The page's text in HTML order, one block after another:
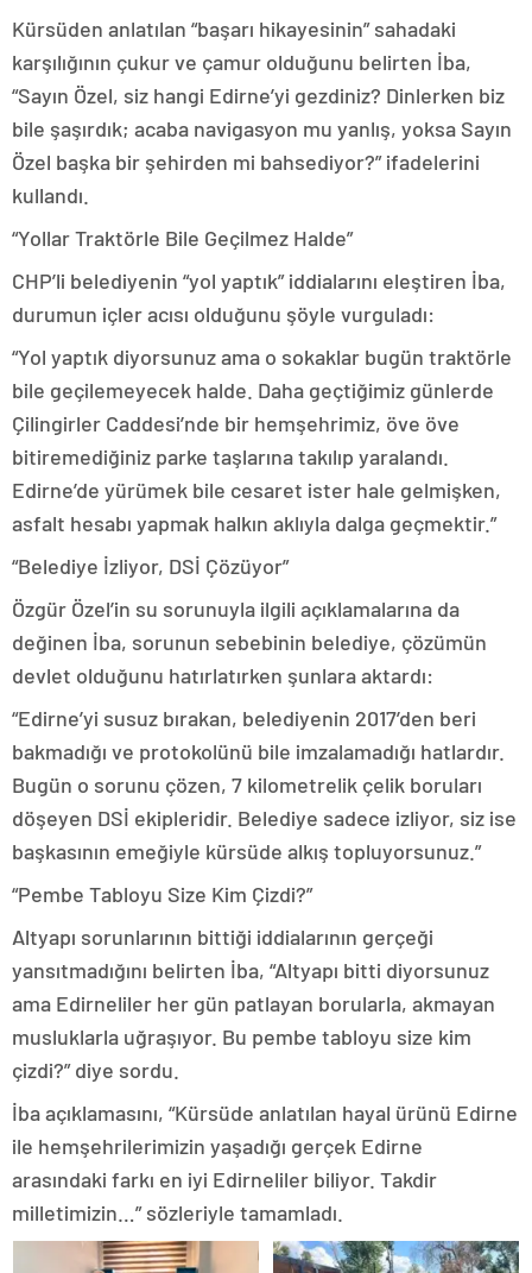
Kürsüden anlatılan “başarı hikayesinin” sahadaki
karşılığının çukur ve çamur olduğunu belirten İba,
“Sayın Özel, siz hangi Edirne’yi gezdiniz? Dinlerken biz
bile şaşırdık; acaba navigasyon mu yanlış, yoksa Sayın
Özel başka bir şehirden mi bahsediyor?” ifadelerini
kullandı.
“Yollar Traktörle Bile Geçilmez Halde”
CHP’li belediyenin “yol yaptık” iddialarını eleştiren İba,
durumun içler acısı olduğunu şöyle vurguladı:
“Yol yaptık diyorsunuz ama o sokaklar bugün traktörle
bile geçilemeyecek halde. Daha geçtiğimiz günlerde
Çilingirler Caddesi’nde bir hemşehrimiz, öve öve
bitiremediğiniz parke taşlarına takılıp yaralandı.
Edirne’de yürümek bile cesaret ister hale gelmişken,
asfalt hesabı yapmak halkın aklıyla dalga geçmektir.”
“Belediye İzliyor, DSİ Çözüyor”
Özgür Özel’in su sorunuyla ilgili açıklamalarına da
değinen İba, sorunun sebebinin belediye, çözümün
devlet olduğunu hatırlatırken şunlara aktardı:
“Edirne’yi susuz bırakan, belediyenin 2017’den beri
bakmadığı ve protokolünü bile imzalamadığı hatlardır.
Bugün o sorunu çözen, 7 kilometrelik çelik boruları
döşeyen DSİ ekipleridir. Belediye sadece izliyor, siz ise
başkasının emeğiyle kürsüde alkış topluyorsunuz.”
“Pembe Tabloyu Size Kim Çizdi?”
Altyapı sorunlarının bittiği iddialarının gerçeği
yansıtmadığını belirten İba, “Altyapı bitti diyorsunuz
ama Edirneliler her gün patlayan borularla, akmayan
musluklarla uğraşıyor. Bu pembe tabloyu size kim
çizdi?” diye sordu.
İba açıklamasını, “Kürsüde anlatılan hayal ürünü Edirne
ile hemşehrilerimizin yaşadığı gerçek Edirne
arasındaki farkı en iyi Edirneliler biliyor. Takdir
milletimizin…” sözleriyle tamamladı.